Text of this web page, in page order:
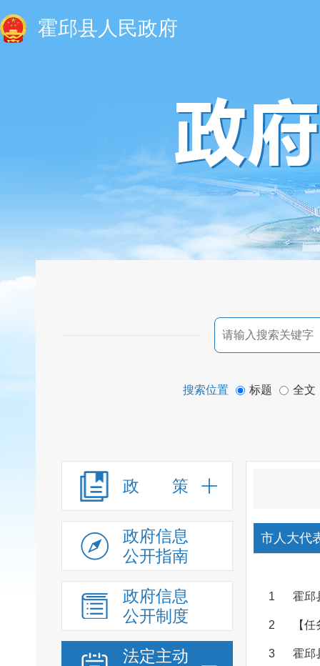
霍邱县人民政府
搜索位置 标题 全文
政 策
政府信息
公开指南
政府信息
公开制度
法定主动
市人大代
1 霍邱
2 【
3 霍邱